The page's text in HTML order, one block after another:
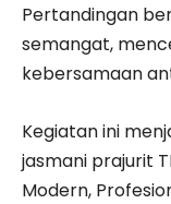
Pertandingan
semangat,
kebersamaan
Kegiatan ini
jasmani prajurit
Modern,